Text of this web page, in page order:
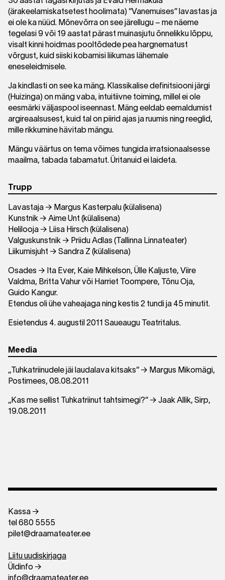
(ärakeelamiskatsetest hoolimata) “Vanemuises” lavastas ja
ei ole ka nüüd. Mõnevõrra on see järellugu – me näeme
tegelasi 9 või 19 aastat pärast muinasjutu õnnelikku lõppu,
visalt kinni hoidmas pooltõdede pea hargnematust
võrgust, kuid siiski kobamisi liikumas lähemale
eneseleidmisele.
Ja kindlasti on see ka mäng. Klassikalise definitsiooni järgi
(Huizinga) on mäng vaba, intuitiivne toiming, millel ei ole
eesmärki väljaspool iseennast. Mäng eeldab eemaldumist
argireaalsusest, kuid tal on piirid ajas ja ruumis ning reeglid,
mille rikkumine hävitab mängu.
Mängu väärtus on tema võimes tungida irratsionaalsesse
maailma, tabada tabamatut. Üritanuid ei laideta.
Trupp
Lavastaja → Margus Kasterpalu (külalisena)
Kunstnik → Aime Unt (külalisena)
Helilooja → Liisa Hirsch (külalisena)
Valguskunstnik → Priidu Adlas (Tallinna Linnateater)
Liikumisjuht → Sandra Z (külalisena)
Osades → Ita Ever, Kaie Mihkelson, Ülle Kaljuste, Viire
Valdma, Britta Vahur või Harriet Toompere, Tõnu Oja,
Guido Kangur.
Etendus oli ühe vaheajaga ning kestis 2 tundi ja 45 minutit.
Esietendus 4. augustil 2011 Saueaugu Teatritalus.
Meedia
„Tuhkatriinudele jäi laudalava kitsaks“ → Margus Mikomägi,
Postimees, 08.08.2011
„Kas me sellist Tuhkatriinut tahtsimegi?“ → Jaak Allik, Sirp,
19.08.2011
Kassa →
tel 680 5555
pilet@draamateater.ee
Liitu uudiskirjaga
Üldinfo →
info@draamateater.ee